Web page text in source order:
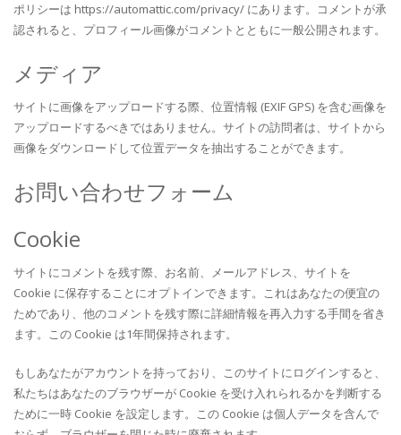
ポリシーは https://automattic.com/privacy/ にあります。コメントが承
認されると、プロフィール画像がコメントとともに一般公開されます。
メディア
サイトに画像をアップロードする際、位置情報 (EXIF GPS) を含む画像を
アップロードするべきではありません。サイトの訪問者は、サイトから
画像をダウンロードして位置データを抽出することができます。
お問い合わせフォーム
Cookie
サイトにコメントを残す際、お名前、メールアドレス、サイトを
Cookie に保存することにオプトインできます。これはあなたの便宜の
ためであり、他のコメントを残す際に詳細情報を再入力する手間を省き
ます。この Cookie は1年間保持されます。
もしあなたがアカウントを持っており、このサイトにログインすると、
私たちはあなたのブラウザーが Cookie を受け入れられるかを判断する
ために一時 Cookie を設定します。この Cookie は個人データを含んで